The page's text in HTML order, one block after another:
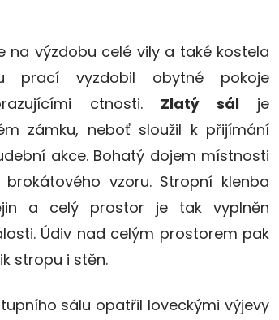
na výzdobu celé vily a také kostela
prací vyzdobil obytné pokoje
ctnosti. Zlatý sálje
zámku, neboť sloužil k přijímání
akce. Bohatý dojem místnosti
vzoru. Stropní klenba
a celý prostor je tak vyplněn
Údiv nad celým prostorem pak
stropu i stěn.
sálu opatřil loveckými výjevy